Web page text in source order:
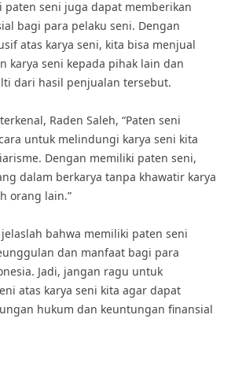
paten seni juga dapat memberikan
bagi para pelaku seni. Dengan
atas karya seni, kita bisa menjual
karya seni kepada pihak lain dan
dari hasil penjualan tersebut.
Raden Saleh, “Paten seni
untuk melindungi karya seni kita
Dengan memiliki paten seni,
dalam berkarya tanpa khawatir karya
orang lain.”
bahwa memiliki paten seni
dan manfaat bagi para
Jadi, jangan ragu untuk
atas karya seni kita agar dapat
hukum dan keuntungan finansial